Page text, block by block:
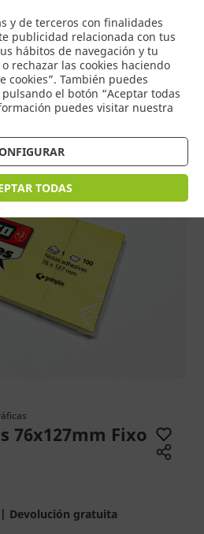
y de terceros con finalidades
publicidad relacionada con tus
hábitos de navegación y tu
rechazar las cookies haciendo
cookies”. También puedes
el botón “Aceptar todas
puedes visitar nuestra
TODAS
0
- Possit
76x127mm Fixo
Devolución gratuita